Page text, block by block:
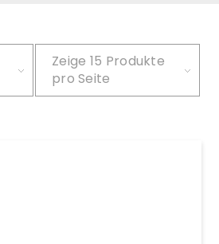
Zeige 15 Produkte
pro Seite